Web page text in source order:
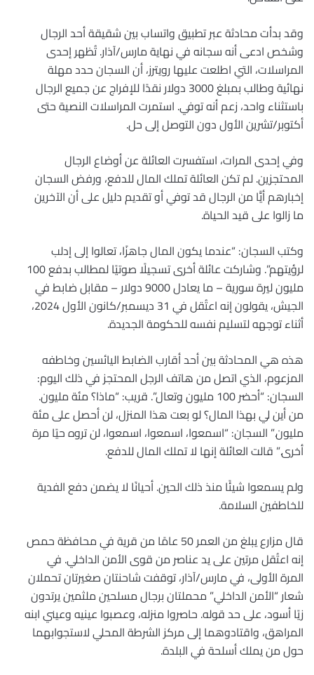
وقد بدأت محادثة عبر تطبيق واتساب بين شقيقة أحد الرجال
وشخص ادعى أنه سجانه في نهاية مارس/آذار. تُظهر إحدى
المراسلات، التي اطلعت عليها رويترز، أن السجان حدد مهلة
نهائية وطالب بمبلغ 3000 دولار نقدًا للإفراج عن جميع الرجال
باستثناء واحد، زعم أنه توفي. استمرت المراسلات النصية حتى
أكتوبر/تشرين الأول دون التوصل إلى حل.
وفي إحدى المرات، استفسرت العائلة عن أوضاع الرجال
المحتجزين. لم تكن العائلة تملك المال للدفع، ورفض السجان
إخبارهم أيًّا من الرجال قد توفي أو تقديم دليل على أن الآخرين
ما زالوا على قيد الحياة.
وكتب السجان: “عندما يكون المال جاهزًا، تعالوا إلى إدلب
لرؤيتهم”. وشاركت عائلة أخرى تسجيلًا صوتيًا لمطالب بدفع 100
مليون ليرة سورية – ما يعادل 9000 دولار – مقابل ضابط في
الجيش، يقولون إنه اعتُقل في 31 ديسمبر/كانون الأول 2024،
أثناء توجهه لتسليم نفسه للحكومة الجديدة.
هذه هي المحادثة بين أحد أقارب الضابط اليائسين وخاطفه
المزعوم، الذي اتصل من هاتف الرجل المحتجز في ذلك اليوم:
السجان: “أحضر 100 مليون وتعال”. قريب: “ماذا؟ مئة مليون.
من أين لي بهذا المال؟ لو بعت هذا المنزل، لن أحصل على مئة
مليون.” السجان: “اسمعوا، اسمعوا، اسمعوا، لن تروه حيًا مرة
أخرى.” قالت العائلة إنها لا تملك المال للدفع.
ولم يسمعوا شيئًا منذ ذلك الحين. أحيانًا لا يضمن دفع الفدية
للخاطفين السلامة.
قال مزارع يبلغ من العمر 50 عامًا من قرية في محافظة حمص
إنه اعتُقل مرتين على يد عناصر من قوى الأمن الداخلي. في
المرة الأولى، في مارس/آذار، توقفت شاحنتان صغيرتان تحملان
شعار “الأمن الداخلي” محملتان برجال مسلحين ملثمين يرتدون
زيًا أسود، على حد قوله. حاصروا منزله، وعصبوا عينيه وعيني ابنه
المراهق، واقتادوهما إلى مركز الشرطة المحلي لاستجوابهما
حول من يملك أسلحة في البلدة.